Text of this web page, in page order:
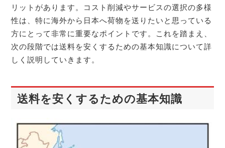
リットがあります。コスト削減やサービスの選択の多様
性は、特に海外から日本へ荷物を送りたいと思っている
方にとって非常に重要なポイントです。これを踏まえ、
次の段階では送料を安くするための基本知識について詳
しく説明していきます。
送料を安くするための基本知識